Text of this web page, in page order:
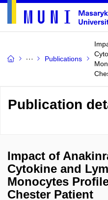
Publications
Publication
Impact of
Cytokine and
Monocytes
Chester Patient